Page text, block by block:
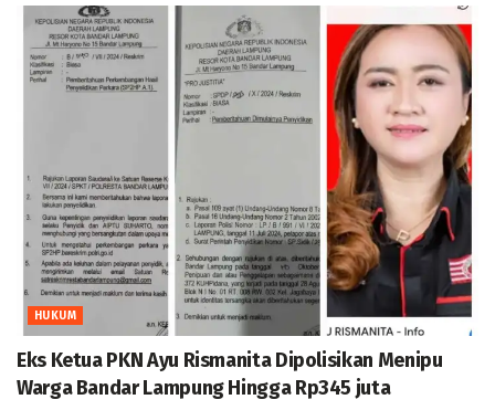
HUKUM
Eks Ketua PKN Ayu Rismanita Dipolisikan Menipu
Warga Bandar Lampung Hingga Rp345 juta